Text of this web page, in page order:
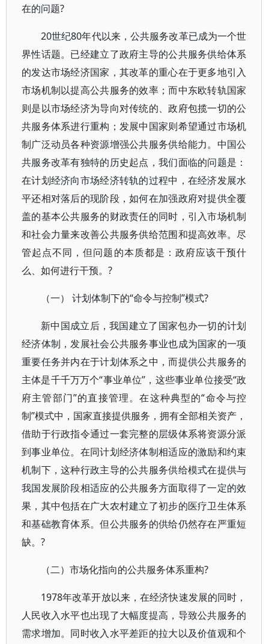
在的问题?
20世纪80年代以来，公共服务改革已成为一个世
界性话题。已经建立了政府主导的公共服务供给体系
的发达市场经济国家，其改革的重心在于更多地引入
市场机制以提高公共服务的效率；而中东欧转轨国家
则是以市场经济为导向对传统的、政府包揽一切的公
共服务体系进行重构；发展中国家则希望通过市场机
制广泛动员各种资源增强公共服务供给能力。中国公
共服务改革有独特的历史起点，我们面临的问题是：
在计划经济向市场经济转轨的过程中，在经济发展水
平还相对落后的现阶段，如何在加强政府对提供全覆
盖的基本公共服务的财政责任的同时，引入市场机制
和社会力量来改善公共服务供给范围和提高效率。尽
管起点不同，但问题的本质都是：政府应该干预什
么、如何进行干预。?
（一） 计划体制下的“命令与控制”模式?
新中国成立后，我国建立了国家包办一切的计划
经济体制，发展社会公共服务事业也成为国家的一项
重要任务并内在于计划体系之中，而提供公共服务的
主体是千千万万个“事业单位”，这些事业单位接受“政
府主管部门”的直接管理。在这种典型的“命令与控
制”模式中，国家直接提供服务，拥有全部相关资产，
借助于行政指令通过一套完整的层级体系将资源分派
到事业单位。在同计划经济体制相适应的激励和约束
机制下，这种行政主导的公共服务供给模式在提供与
我国发展阶段相适应的公共服务方面取得了一定的效
果，其中包括在广大农村建立了初步的医疗卫生体系
和基础教育体系。但公共服务的供给仍然存在严重短
缺。?
（二）市场化指向的公共服务体系重构?
1978年改革开放以来，在经济快速发展的同时，
人民收入水平也出现了大幅度提高，导致公共服务的
需求增加。同时收入水平差距的拉大以及价值观和个